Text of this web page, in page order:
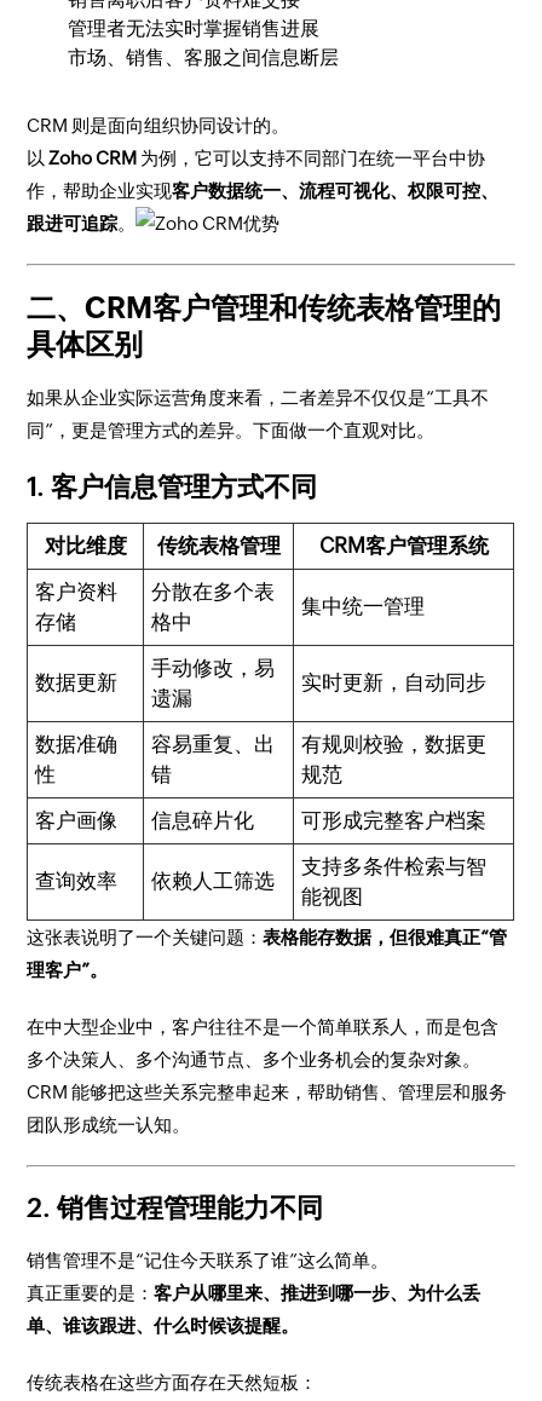
管理者无法实时掌握销售进展
市场、销售、客服之间信息断层
CRM 则是面向组织协同设计的。
以Zoho CRM 为例，它可以支持不同部门在统一平台中协
作，帮助企业实现客户数据统一、流程可视化、权限可控、
跟进可追踪。
二、CRM客户管理和传统表格管理的
具体区别
如果从企业实际运营角度来看，二者差异不仅仅是“工具不
同”，更是管理方式的差异。下面做一个直观对比。
1. 客户信息管理方式不同
对比维度 传统表格管理
CRM客户管理系统
客户资料
存储
分散在多个表
格中
集中统一管理
数据更新
手动修改，易
遗漏
实时更新，自动同步
数据准确
性
容易重复、出
错
有规则校验，数据更
规范
客户画像
信息碎片化 可形成完整客户档案
查询效率 依赖人工筛选
支持多条件检索与智
能视图
这张表说明了一个关键问题：表格能存数据，但很难真正“管
理客户”。
在中大型企业中，客户往往不是一个简单联系人，而是包含
多个决策人、多个沟通节点、多个业务机会的复杂对象。
CRM 能够把这些关系完整串起来，帮助销售、管理层和服务
团队形成统一认知。
2. 销售过程管理能力不同
销售管理不是“记住今天联系了谁”这么简单。
真正重要的是：客户从哪里来、推进到哪一步、为什么丢
单、谁该跟进、什么时候该提醒。
传统表格在这些方面存在天然短板：